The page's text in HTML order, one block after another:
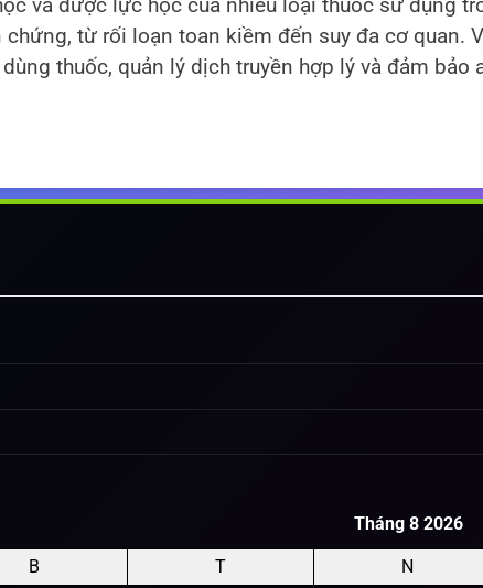
và dược lực học của nhiều loại thuốc sử dụng
từ rối loạn toan kiềm đến suy đa cơ quan.
thuốc, quản lý dịch truyền hợp lý và đảm
Tháng 8 2026
B T N